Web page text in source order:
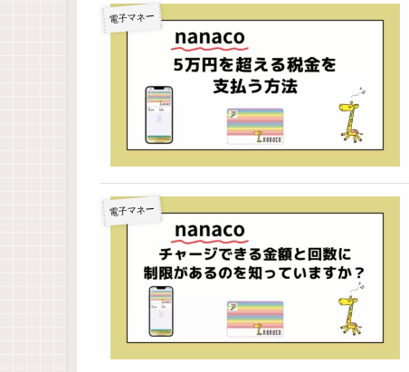
電子マネー
電子マネー